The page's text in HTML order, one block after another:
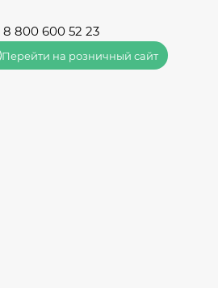
8 800 600 52 23
Перейти на розничный сайт